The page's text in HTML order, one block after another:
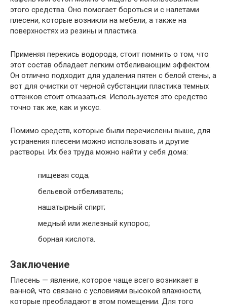
этого средства. Оно помогает бороться и с налетами
плесени, которые возникли на мебели, а также на
поверхностях из резины и пластика.
Применяя перекись водорода, стоит помнить о том, что
этот состав обладает легким отбеливающим эффектом.
Он отлично подходит для удаления пятен с белой стены, а
вот для очистки от черной субстанции пластика темных
оттенков стоит отказаться. Используется это средство
точно так же, как и уксус.
Помимо средств, которые были перечислены выше, для
устранения плесени можно использовать и другие
растворы. Их без труда можно найти у себя дома:
пищевая сода;
бельевой отбеливатель;
нашатырный спирт;
медный или железный купорос;
борная кислота.
Заключение
Плесень — явление, которое чаще всего возникает в
ванной, что связано с условиями высокой влажности,
которые преобладают в этом помещении. Для того